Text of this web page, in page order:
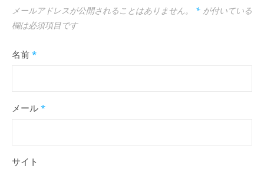
メールアドレスが公開されることはありません。 * が付いている
欄は必須項目です
名前 *
メール *
サイト